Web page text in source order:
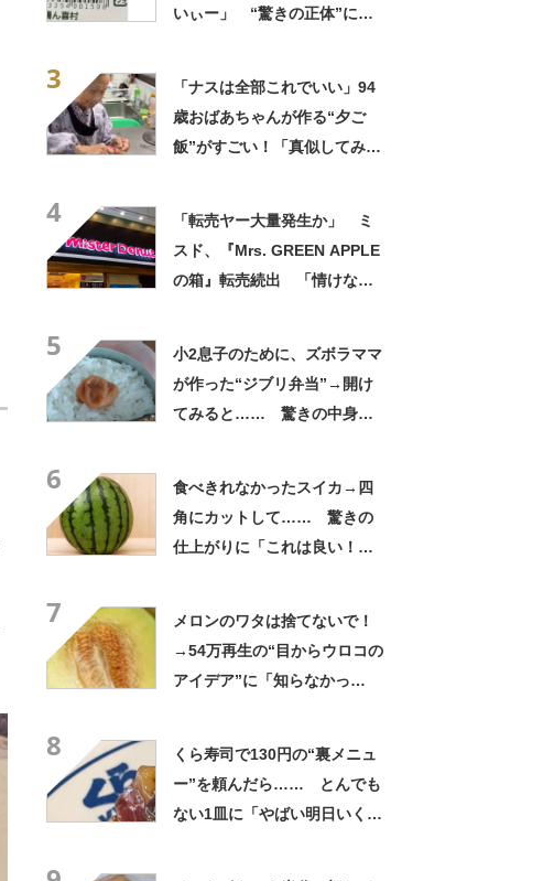
いぃー」 “驚きの正体”に
3
「ナスは全部これでいい」94
歳おばあちゃんが作る“夕ご
飯”がすごい！「真似してみま
4
「転売ヤー大量発生か」 ミ
スド、『Mrs. GREEN APPLE
の箱』転売続出 「情けない
5
小2息子のために、ズボラママ
が作った“ジブリ弁当”→開け
てみると…… 驚きの中身に
6
食べきれなかったスイカ→四
角にカットして…… 驚きの
仕上がりに「これは良い！」
7
メロンのワタは捨てないで！
→54万再生の“目からウロコの
アイデア”に「知らなかっ
8
くら寿司で130円の“裏メニュ
ー”を頼んだら…… とんでも
ない1皿に「やばい明日いく」